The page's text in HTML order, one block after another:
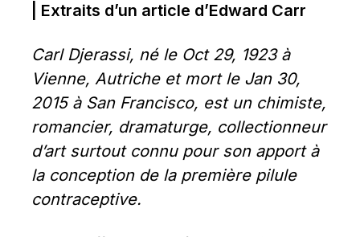
| Extraits d’un article d’Edward Carr
Carl Djerassi, né le Oct 29, 1923 à
Vienne, Autriche et mort le Jan 30,
2015 à San Francisco, est un chimiste,
romancier, dramaturge, collectionneur
d’art surtout connu pour son apport à
la conception de la première pilule
contraceptive.